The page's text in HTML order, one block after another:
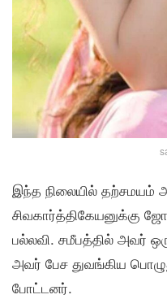
இந்த நிலையில் தற்சமயம்
சிவகார்த்திகேயனுக்கு
பல்லவி. சமீபத்தில் அவர்
அவர் பேச துவங்கிய
போட்டனர்.